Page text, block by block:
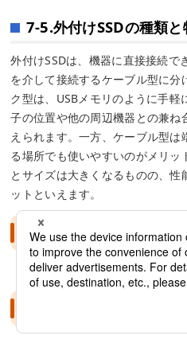
7-5.外付けSSDの種類と
外付けSSDは、機器に直接接続で
を介して接続するケーブル型に分
ク型は、USBメモリのように手
子の位置や他の周辺機器との兼
えられます。一方、ケーブル型
る場所でも使いやすいのがメリッ
とサイズは大きくなるものの、性
ットといえます。
この記事のおすすめ商品